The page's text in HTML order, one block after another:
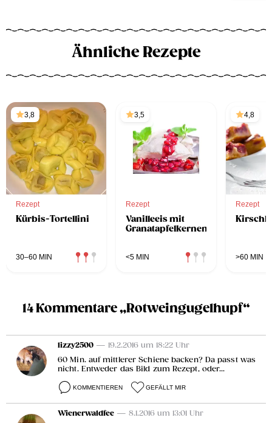
Ähnliche Rezepte
3,8
Rezept
Kürbis-Tortellini
30–60 MIN
3,5
Rezept
Vanilleeis mit
Granatapfelkernen
<5 MIN
4,8
Rezept
>60 MIN
14 Kommentare „Rotweingugelhupf“
lizzy2500 — 19.2.2016 um 18:22 Uhr
60 Min. auf mittlerer Schiene backen? Da passt was
nicht. Entweder das Bild zum Rezept, oder...
KOMMENTIEREN GEFÄLLT MIR
Wienerwaldfee — 8.1.2016 um 13:01 Uhr